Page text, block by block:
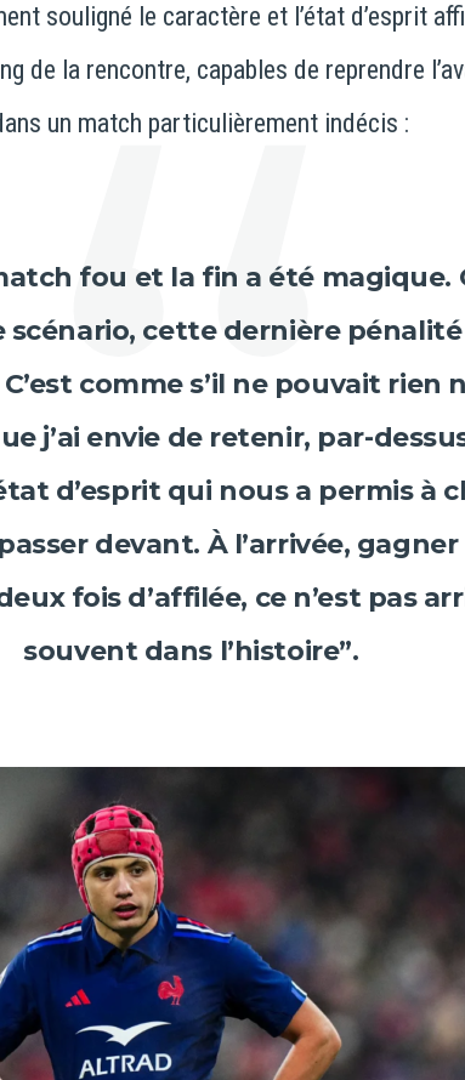
souligné le caractère et l’état d’esprit
de la rencontre, capables de reprendre
un match particulièrement indécis :
fou et la fin a été magique.
scénario, cette dernière
comme s’il ne pouvait rien
j’ai envie de retenir, par-
d’esprit qui nous a permis à
devant. À l’arrivée, gagner
fois d’affilée, ce n’est pas
souvent dans l’histoire”.